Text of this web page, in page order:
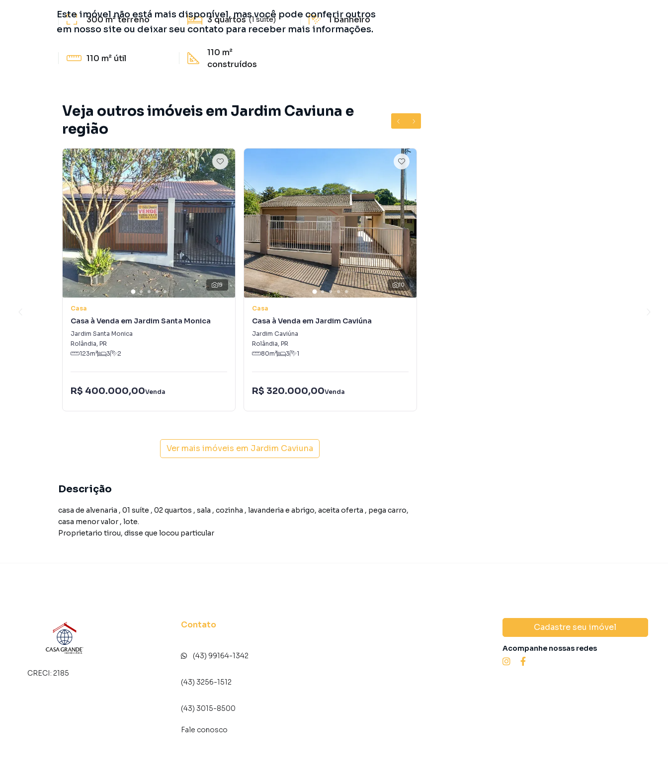
Este imóvel não está mais disponível, mas você pode conferir outros
em nosso site ou deixar seu contato para receber mais informações.
300 m²terreno 3 quartos (1 suíte) 1 banheiro
110 m² útil
110 m²
construídos
Veja outros imóveis em Jardim Caviuna e
região
19
Casa
Casa à Venda em Jardim Santa Monica
Jardim Santa Monica
Rolândia, PR
123m² 3 2
R$ 400.000,00Venda
10
Casa
Casa à Venda em Jardim Caviúna
Jardim Caviúna
Rolândia, PR
80m² 3 1
R$ 320.000,00Venda
Ver mais imóveis em Jardim Caviuna
Descrição
casa de alvenaria , 01 suíte , 02 quartos , sala , cozinha , lavanderia e abrigo, aceita oferta , pega carro,
casa menor valor , lote.
Proprietario tirou, disse que locou particular
CRECI: 2185
Contato
(43) 99164-1342
(43) 3256-1512
(43) 3015-8500
Fale conosco
Cadastre seu imóvel
Acompanhe nossas redes